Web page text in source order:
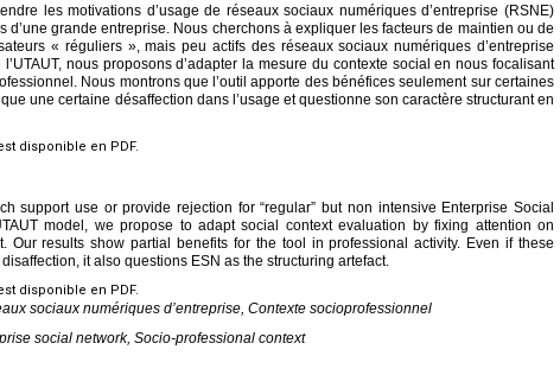
les motivations d’usage de réseaux sociaux numériques d’entreprise (RSNE)
d’une grande entreprise. Nous cherchons à expliquer les facteurs de maintien ou de
« réguliers », mais peu actifs des réseaux sociaux numériques d’entreprise
nous proposons d’adapter la mesure du contexte social en nous focalisant
Nous montrons que l’outil apporte des bénéfices seulement sur certaines
une certaine désaffection dans l’usage et questionne son caractère structurant en
disponible en PDF.
support use or provide rejection for “regular” but non intensive Enterprise Social
model, we propose to adapt social context evaluation by fixing attention on
Our results show partial benefits for the tool in professional activity. Even if these
it also questions ESN as the structuring artefact.
disponible en PDF.
sociaux numériques d’entreprise, Contexte socioprofessionnel
social network, Socio-professional context